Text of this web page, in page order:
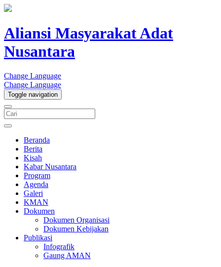
Aliansi Masyarakat Adat
Nusantara
Change Language
Change Language
Toggle navigation
Beranda
Berita
Kisah
Kabar Nusantara
Program
Agenda
Galeri
KMAN
Dokumen
Dokumen Organisasi
Dokumen Kebijakan
Publikasi
Infografik
Gaung AMAN